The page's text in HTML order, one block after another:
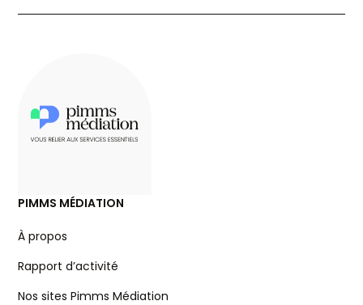
PIMMS MÉDIATION
À propos
Rapport d’activité
Nos sites Pimms Médiation